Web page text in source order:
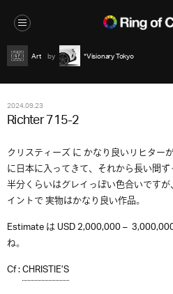
Art *Visionary Tokyo
2024.09.23
Richter 715-2
クリスティーズ に かなり良いリヒタ
に日本に入ってきて、それから長い間
半分くらいはグレイっぽい色合いです
イントで 実物はかなり良い作品。
Estimate は USD 2,000,000 –
ね。
Cf :CHRISTIE’S